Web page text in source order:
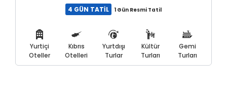
4 GÜN TATİL 1 Gün Resmi Tatil
Yurtiçi
Oteller
Kıbrıs
Otelleri
Yurtdışı
Turlar
Kültür
Turları
Gemi
Turları